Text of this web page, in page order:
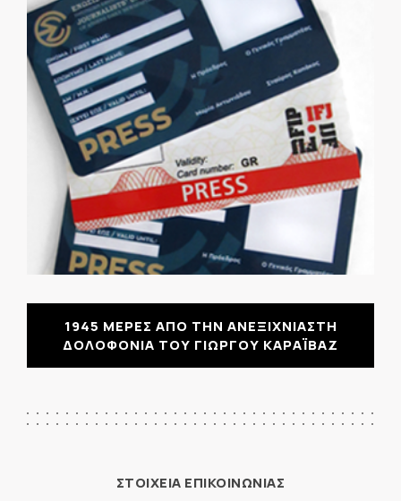
1945 ΜΕΡΕΣ ΑΠΟ ΤΗΝ ΑΝΕΞΙΧΝΙΑΣΤΗ
ΔΟΛΟΦΟΝΙΑ ΤΟΥ ΓΙΩΡΓΟΥ ΚΑΡΑΪΒΑΖ
ΣΤΟΙΧΕΙΑ ΕΠΙΚΟΙΝΩΝΙΑΣ